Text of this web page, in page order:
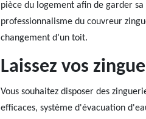
pièce du logement afin de garder
professionnalisme du couvreur
changement d’un toit.
Laissez vos
Vous souhaitez disposer des
efficaces, système d'évacuation